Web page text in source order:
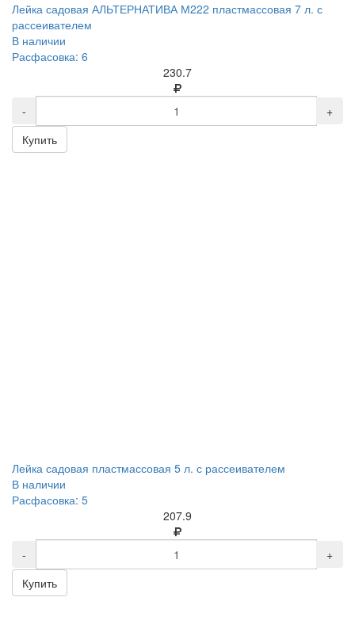
Лейка садовая АЛЬТЕРНАТИВА М222 пластмассовая 7 л. с
рассеивателем
В наличии
Расфасовка: 6
230.7
-
+
Купить
Лейка садовая пластмассовая 5 л. с рассеивателем
В наличии
Расфасовка: 5
207.9
-
+
Купить